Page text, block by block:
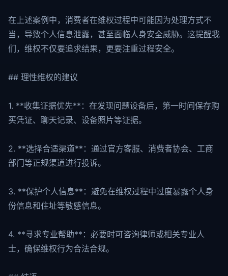
在上述案例中，消费者在维权过程中可能因为处理方式不
当，导致个人信息泄露，甚至面临人身安全威胁。这提醒我
们，维权不仅要追求结果，更要注重过程安全。
## 理性维权的建议
1. **收集证据优先**：在发现问题设备后，第一时间保存购
买凭证、聊天记录、设备照片等证据。
2. **选择合适渠道**：通过官方客服、消费者协会、工商
部门等正规渠道进行投诉。
3. **保护个人信息**：避免在维权过程中过度暴露个人身
份信息和住址等敏感信息。
4. **寻求专业帮助**：必要时可咨询律师或相关专业人
士，确保维权行为合法合规。